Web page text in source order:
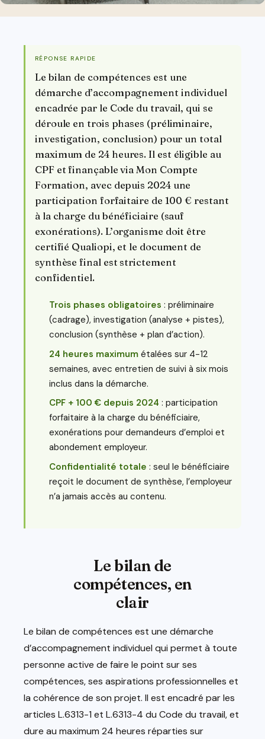
RÉPONSE RAPIDE
Le bilan de compétences est une
démarche d’accompagnement individuel
encadrée par le Code du travail, qui se
déroule en trois phases (préliminaire,
investigation, conclusion) pour un total
maximum de 24 heures. Il est éligible au
CPF et finançable via Mon Compte
Formation, avec depuis 2024 une
participation forfaitaire de 100 € restant
à la charge du bénéficiaire (sauf
exonérations). L’organisme doit être
certifié Qualiopi, et le document de
synthèse final est strictement
confidentiel.
Trois phases obligatoires : préliminaire
(cadrage), investigation (analyse + pistes),
conclusion (synthèse + plan d’action).
24 heures maximum étalées sur 4-12
semaines, avec entretien de suivi à six mois
inclus dans la démarche.
CPF + 100 € depuis 2024 : participation
forfaitaire à la charge du bénéficiaire,
exonérations pour demandeurs d’emploi et
abondement employeur.
Confidentialité totale : seul le bénéficiaire
reçoit le document de synthèse, l’employeur
n’a jamais accès au contenu.
Le bilan de
compétences, en
clair
Le bilan de compétences est une démarche
d’accompagnement individuel qui permet à toute
personne active de faire le point sur ses
compétences, ses aspirations professionnelles et
la cohérence de son projet. Il est encadré par les
articles L.6313-1 et L.6313-4 du Code du travail, et
dure au maximum 24 heures réparties sur